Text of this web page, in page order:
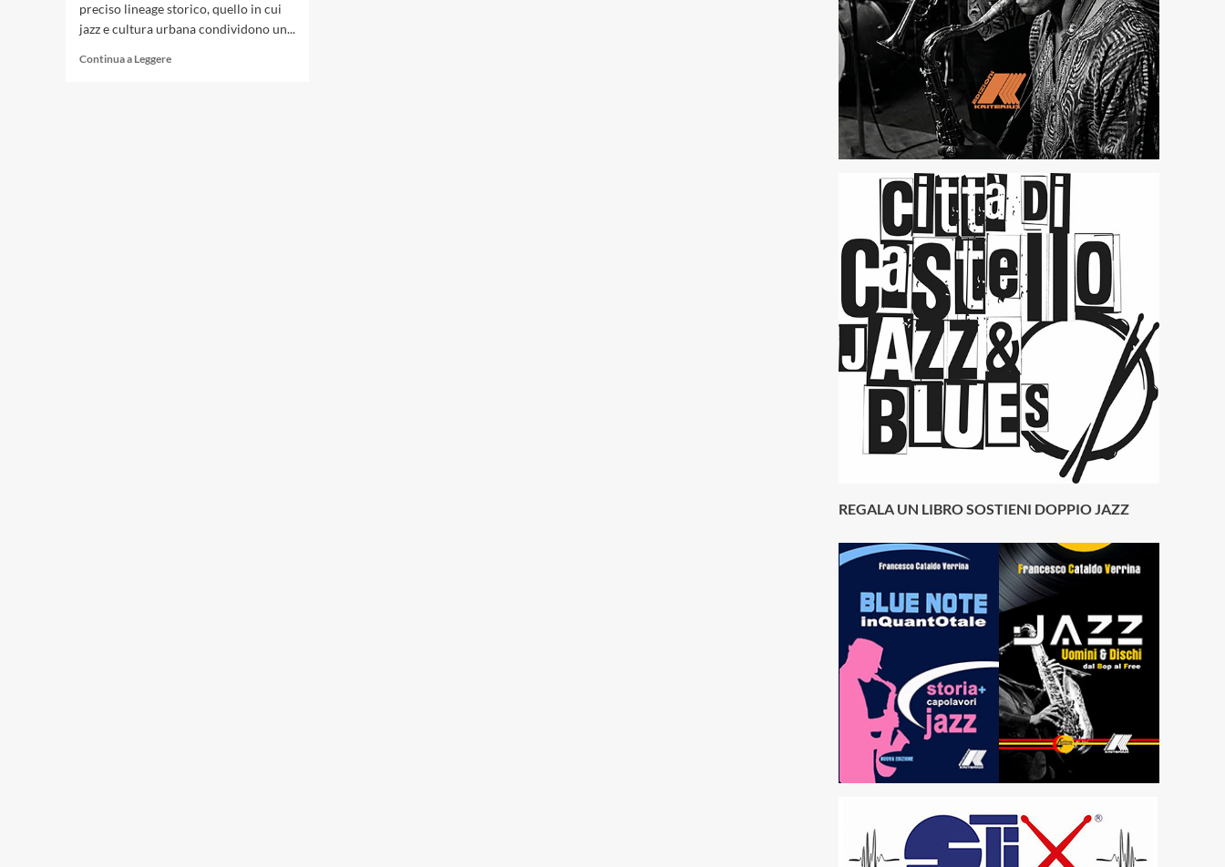
preciso lineage storico, quello in cui
jazz e cultura urbana condividono un...
Continua a LeggereLeggi
REGALA UN LIBRO SOSTIENI DOPPIO JAZZ